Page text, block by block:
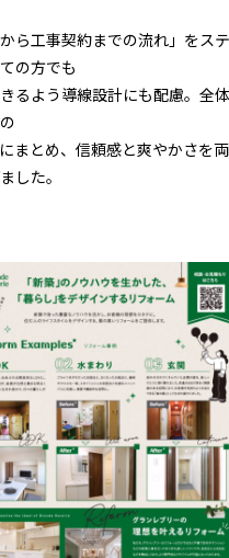
ら工事契約までの流れ」をス
の方でも
るよう導線設計にも配慮。全
まとめ、信頼感と爽やかさを
した。